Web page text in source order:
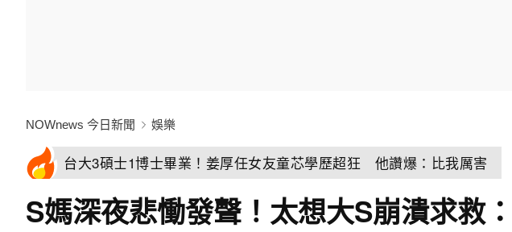
NOWnews 今日新聞 娛樂
台大3碩士1博士畢業！姜厚任女友童芯學歷超狂 他讚爆：比我厲害
S媽深夜悲慟發聲！太想大S崩潰求